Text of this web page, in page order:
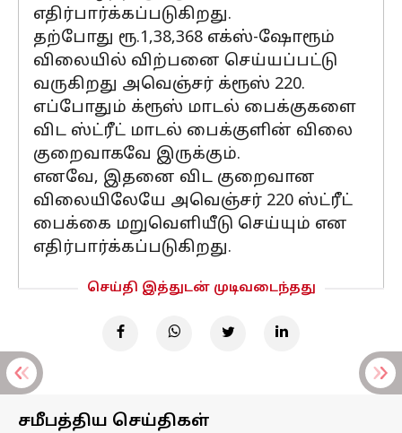
எதிர்பார்க்கப்படுகிறது.
தற்போது ரூ.1,38,368 எக்ஸ்-ஷோரூம்
விலையில் விற்பனை செய்யப்பட்டு
வருகிறது அவெஞ்சர் க்ரூஸ் 220.
எப்போதும் க்ரூஸ் மாடல் பைக்குகளை
விட ஸ்ட்ரீட் மாடல் பைக்குளின் விலை
குறைவாகவே இருக்கும்.
எனவே, இதனை விட குறைவான
விலையிலேயே அவெஞ்சர் 220 ஸ்ட்ரீட்
பைக்கை மறுவெளியீடு செய்யும் என
எதிர்பார்க்கப்படுகிறது.
செய்தி இத்துடன் முடிவடைந்தது
சமீபத்திய செய்திகள்